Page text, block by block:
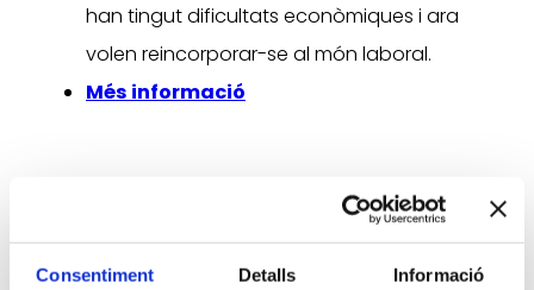
Consentiment Detalls Informació
han tingut dificultats econòmiques i ara
volen reincorporar-se al món laboral.
Més informació